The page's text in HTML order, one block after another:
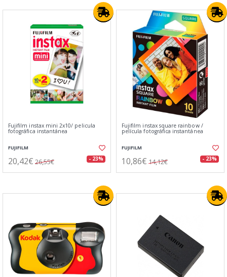
Fujifilm instax mini 2x10/ pelicula
fotográfica instantánea
FUJIFILM
20,42€ 26,55€ - 23%
Fujifilm instax square rainbow /
película fotográfica instantánea
FUJIFILM
10,86€ 14,12€ - 23%